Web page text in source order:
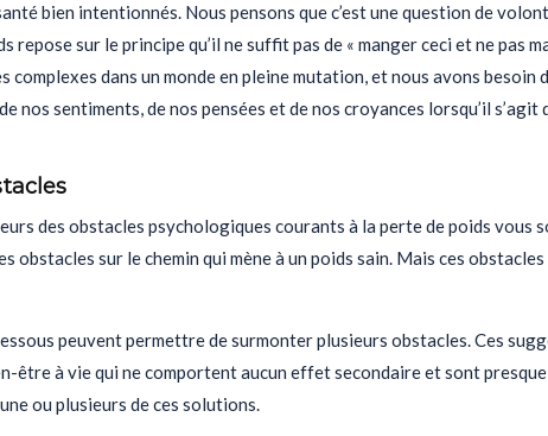
bien intentionnés. Nous pensons que c’est une question de
repose sur le principe qu’il ne suffit pas de « manger ceci et ne pas
complexes dans un monde en pleine mutation, et nous avons besoin
nos sentiments, de nos pensées et de nos croyances lorsqu’il s’agit
des obstacles psychologiques courants à la perte de poids vous
obstacles sur le chemin qui mène à un poids sain. Mais ces
peuvent permettre de surmonter plusieurs obstacles. Ces
être à vie qui ne comportent aucun effet secondaire et sont
ou plusieurs de ces solutions.